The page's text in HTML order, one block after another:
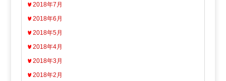
2018年7月
2018年6月
2018年5月
2018年4月
2018年3月
2018年2月